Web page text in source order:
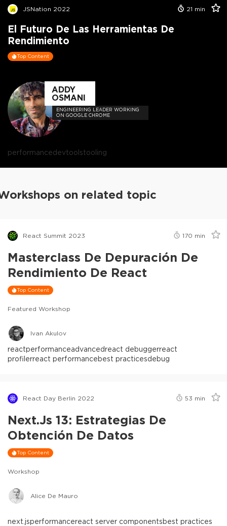
JSNation 2022 21 min
El Futuro De Las Herramientas De
Rendimiento
Top Content
ADDY
OSMANI
ENGINEERING LEADER WORKING
ON GOOGLE CHROME
performancedevtoolstooling
on related topic
React Summit 2023 170 min
Masterclass De Depuración De
Rendimiento De React
Top Content
Featured Workshop
Ivan Akulov
reactperformanceadvancedreact debuggerreact
profilerreact performancebest practicesdebug
React Day Berlin 2022 53 min
Next.js 13: Estrategias De
Obtención De Datos
Top Content
Workshop
Alice De Mauro
next.jsperformancereact server componentsbest practices